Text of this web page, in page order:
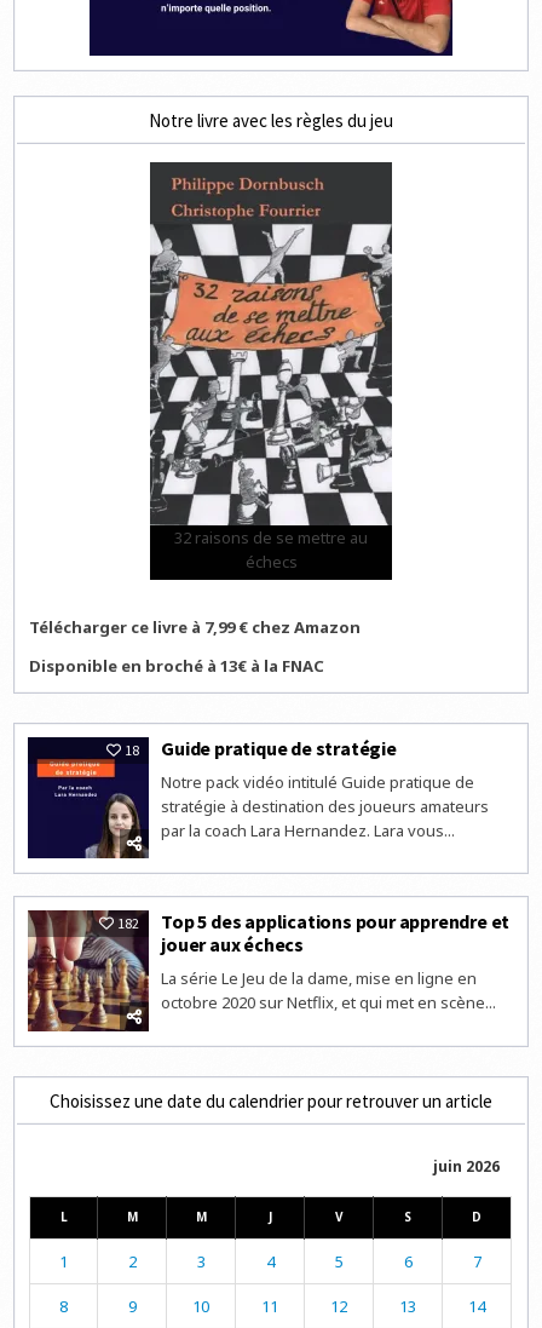
Notre livre avec les règles du jeu
32 raisons de se mettre au
échecs
Télécharger ce livre à 7,99 € chez Amazon
Disponible en broché à 13€ à la FNAC
18 Guide pratique de stratégie
Notre pack vidéo intitulé Guide pratique de
stratégie à destination des joueurs amateurs
par la coach Lara Hernandez. Lara vous...
182
Top 5 des applications pour apprendre et
jouer aux échecs
La série Le Jeu de la dame, mise en ligne en
octobre 2020 sur Netflix, et qui met en scène...
Choisissez une date du calendrier pour retrouver un article
juin 2026
L M M J V S D
1 2 3 4 5 6 7
8 9 10 11 12 13 14